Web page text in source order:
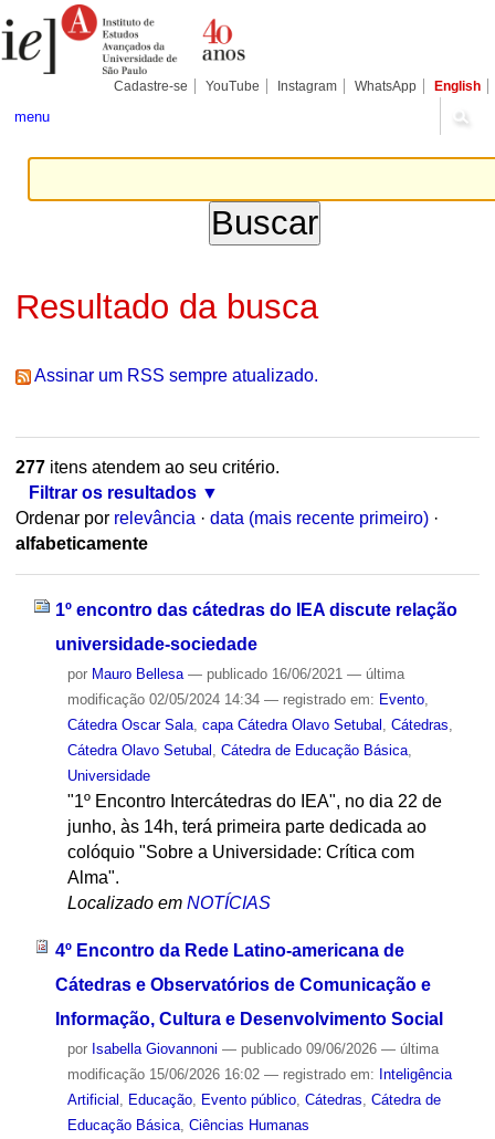
para
conteúdo.
Pessoais
Cadastre-se YouTube Instagram WhatsApp English
menu
Resultado da busca
Assinar um RSS sempre atualizado.
277itens atendem ao seu critério.
Filtrar os resultados
Ordenar por relevância · data (mais recente primeiro) ·
alfabeticamente
1º encontro das cátedras do IEA discute relação
universidade-sociedade
por Mauro Bellesa — publicado16/06/2021 — última
modificação02/05/2024 14:34 — registrado em: Evento,
Cátedra Oscar Sala, capa Cátedra Olavo Setubal Cátedras
Cátedra Olavo Setubal
Cátedra de Educação Básica,
Universidade
"1º Encontro Intercátedras do IEA", no dia 22 de
junho, às 14h, terá primeira parte dedicada ao
colóquio "Sobre a Universidade: Crítica com
Alma".
Localizado em NOTÍCIAS
4º Encontro da Rede Latino-americana de
Cátedras e Observatórios de Comunicação e
Informação, Cultura e Desenvolvimento Social
por Isabella Giovannoni — publicado09/06/2026 — última
modificação15/06/2026 16:02 — registrado em: Inteligência
Artificial
Educação, Evento público, Cátedras Cátedra de
Educação Básica, Ciências Humanas